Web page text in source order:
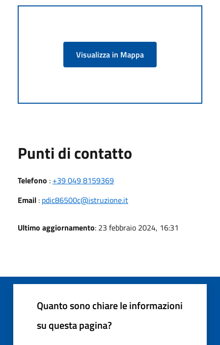
Visualizza in Mappa
Punti di contatto
Telefono : +39 049 8159369
Email : pdic86500c@istruzione.it
Ultimo aggiornamento: 23 febbraio 2024, 16:31
Quanto sono chiare le informazioni
su questa pagina?